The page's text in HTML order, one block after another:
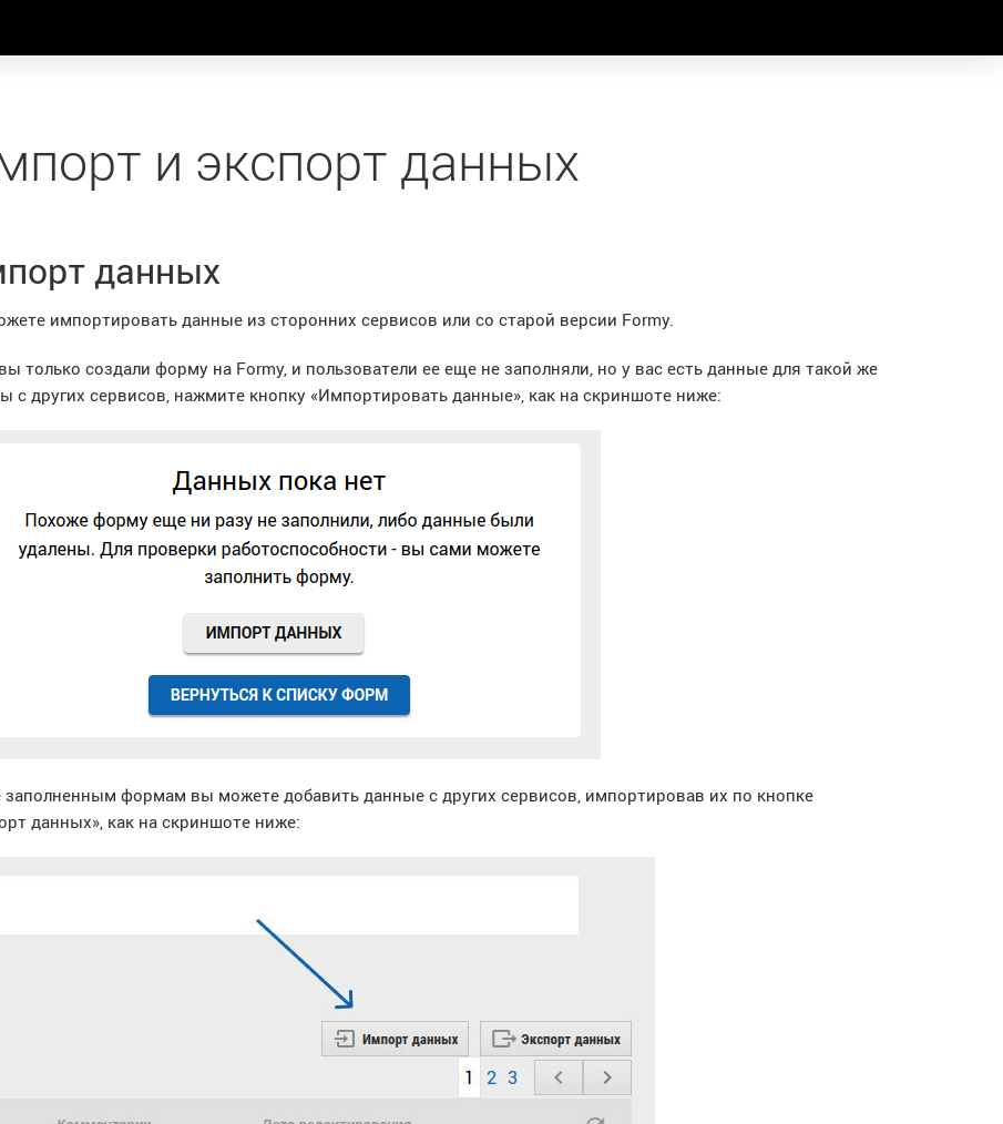
и экспорт данных
данных
импортировать данные из сторонних сервисов или со старой версии Formy.
только создали форму на Formy, и пользователи ее еще не заполняли, но у вас есть данные для такой же
с других сервисов, нажмите кнопку «Импортировать данные», как на скриншоте ниже:
заполненным формам вы можете добавить данные с других сервисов, импортировав их по кнопке
данных», как на скриншоте ниже: